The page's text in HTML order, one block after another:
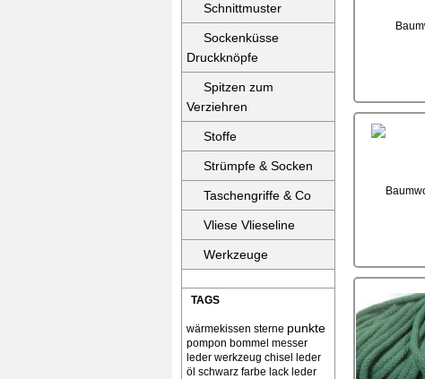
Schnittmuster
Sockenküsse
Druckknöpfe
Spitzen zum
Verziehren
Stoffe
Strümpfe & Socken
Taschengriffe & Co
Vliese Vlieseline
Werkzeuge
TAGS
wärmekissen sterne punkte
pompon bommel messer
leder werkzeug chisel
leder
öl schwarz farbe lack leder